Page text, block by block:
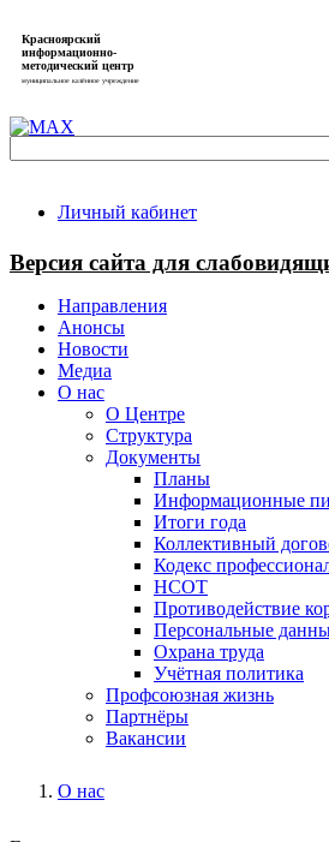
Красноярский
информационно-
методический центр
муниципальное казённое учреждение
Личный кабинет
Версия сайта для
Направления
Анонсы
Новости
Медиа
О нас
О Центре
Структура
Документы
Планы
Информационные
Итоги года
Коллективный
Кодекс
НСОТ
Противодействие
Персональные
Охрана труда
Учётная политика
Профсоюзная жизнь
Партнёры
Вакансии
О нас